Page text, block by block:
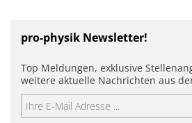
pro-physik Newsletter!
Top Meldungen, exklusive
weitere aktuelle Nachrichten aus